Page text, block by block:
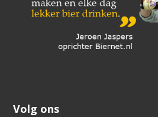
Volg ons